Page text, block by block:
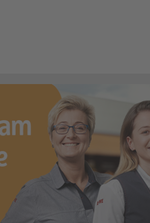
(m/w/d)